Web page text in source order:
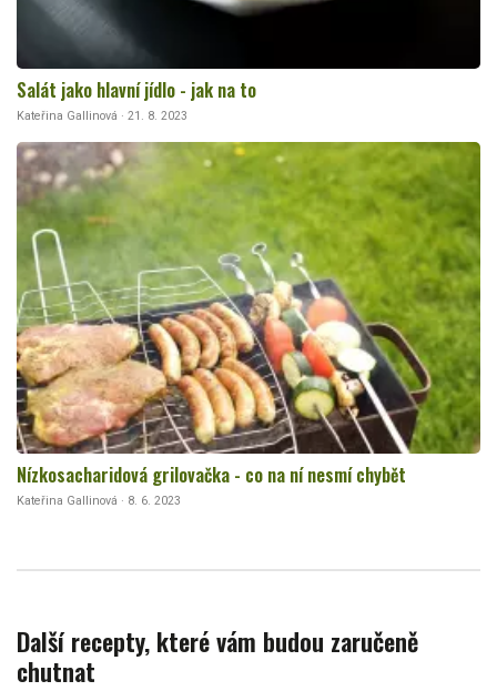
Salát jako hlavní jídlo - jak na to
Kateřina Gallinová · 21. 8. 2023
Nízkosacharidová grilovačka - co na ní nesmí chybět
Kateřina Gallinová · 8. 6. 2023
Další recepty, které vám budou zaručeně
chutnat